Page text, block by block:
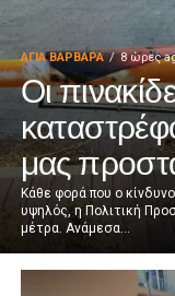
ΑΓΙΑ ΒΑΡΒΑΡΑ 8 ώρες
Οι
μας
Κάθε φορά που ο
υψηλός, η Πολιτική
μέτρα. Ανάμεσα...